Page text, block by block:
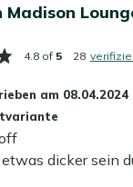
im Schatten
ausbleichen.
schützende
& Rope
sind – das
4.8 of 5 28
am 08.04.2024
dicker sein